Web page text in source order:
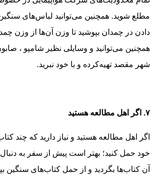
مطلع شوید. همچنین می‌توانید لباس‌های
دادن در چمدان بپوشید تا وزن آن‌ها از وزن
همچنین می‌توانید و وسایلی نظیر شامپو ،
شهر مقصد تهیه‌کرده و با خود نبرید.
۷. اگر اهل مطالعه هستید
اگر اهل مطالعه هستید و نیاز دارید که چند
خود حمل کنید؛ بهتر است پیش از سفر به
آن کتاب‌ها بگردید و از حمل کتاب‌های سنگین